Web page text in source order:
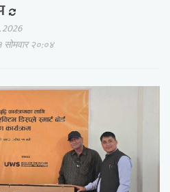
२०:०४